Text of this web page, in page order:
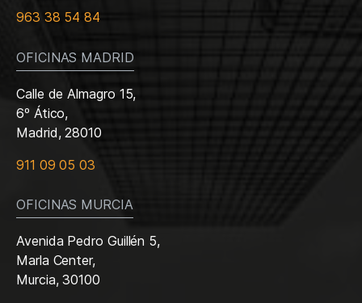
963 38 54 84
OFICINAS MADRID
Calle de Almagro 15,
6º Ático,
Madrid, 28010
911 09 05 03
OFICINAS MURCIA
Avenida Pedro Guillén 5,
Marla Center,
Murcia, 30100